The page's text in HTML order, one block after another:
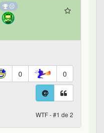
0 0
WTF - #1 de 2